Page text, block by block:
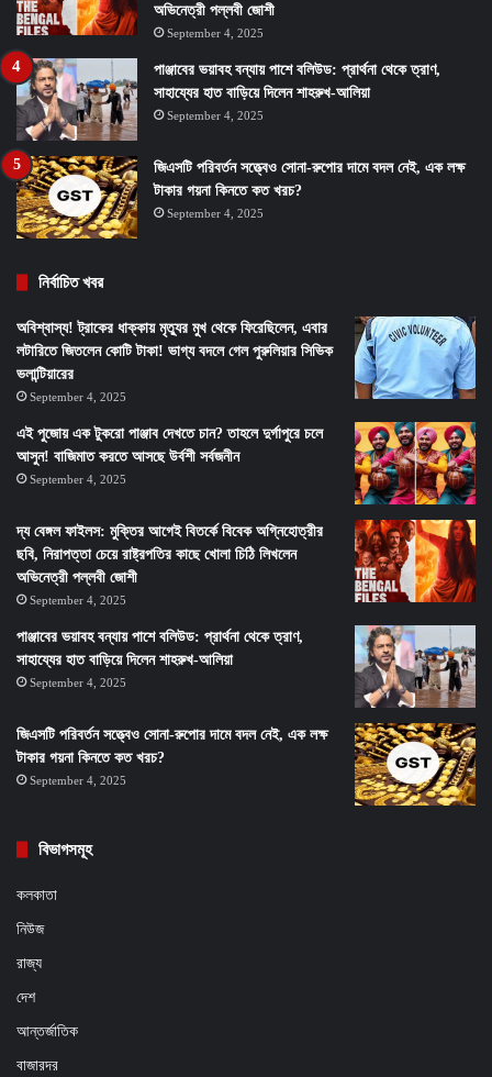
অভিনেত্রী পল্লবী জোশী
September 4, 2025
পাঞ্জাবের ভয়াবহ বন্যায় পাশে বলিউড: প্রার্থনা থেকে ত্রাণ,
সাহায্যের হাত বাড়িয়ে দিলেন শাহরুখ-আলিয়া
September 4, 2025
জিএসটি পরিবর্তন সত্ত্বেও সোনা-রুপোর দামে বদল নেই, এক লক্ষ
টাকার গয়না কিনতে কত খরচ?
September 4, 2025
নির্বাচিত খবর
অবিশ্বাস্য! ট্রাকের ধাক্কায় মৃত্যুর মুখ থেকে ফিরেছিলেন, এবার
লটারিতে জিতলেন কোটি টাকা! ভাগ্য বদলে গেল পুরুলিয়ার সিভিক
ভলান্টিয়ারের
September 4, 2025
এই পুজোয় এক টুকরো পাঞ্জাব দেখতে চান? তাহলে দুর্গাপুরে চলে
আসুন! বাজিমাত করতে আসছে উর্বশী সর্বজনীন
September 4, 2025
দ্য বেঙ্গল ফাইলস: মুক্তির আগেই বিতর্কে বিবেক অগ্নিহোত্রীর
ছবি, নিরাপত্তা চেয়ে রাষ্ট্রপতির কাছে খোলা চিঠি লিখলেন
অভিনেত্রী পল্লবী জোশী
September 4, 2025
পাঞ্জাবের ভয়াবহ বন্যায় পাশে বলিউড: প্রার্থনা থেকে ত্রাণ,
সাহায্যের হাত বাড়িয়ে দিলেন শাহরুখ-আলিয়া
September 4, 2025
জিএসটি পরিবর্তন সত্ত্বেও সোনা-রুপোর দামে বদল নেই, এক লক্ষ
টাকার গয়না কিনতে কত খরচ?
September 4, 2025
বিভাগসমূহ
কলকাতা
নিউজ
রাজ্য
দেশ
আন্তর্জাতিক
বাজারদর